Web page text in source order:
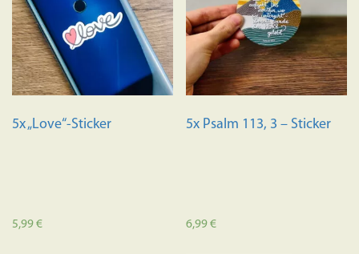
Optionen
können
auf
der
Produktseite
5x „Love“-Sticker
5,99€
5x Psalm 113, 3 – Sticker
6,99€